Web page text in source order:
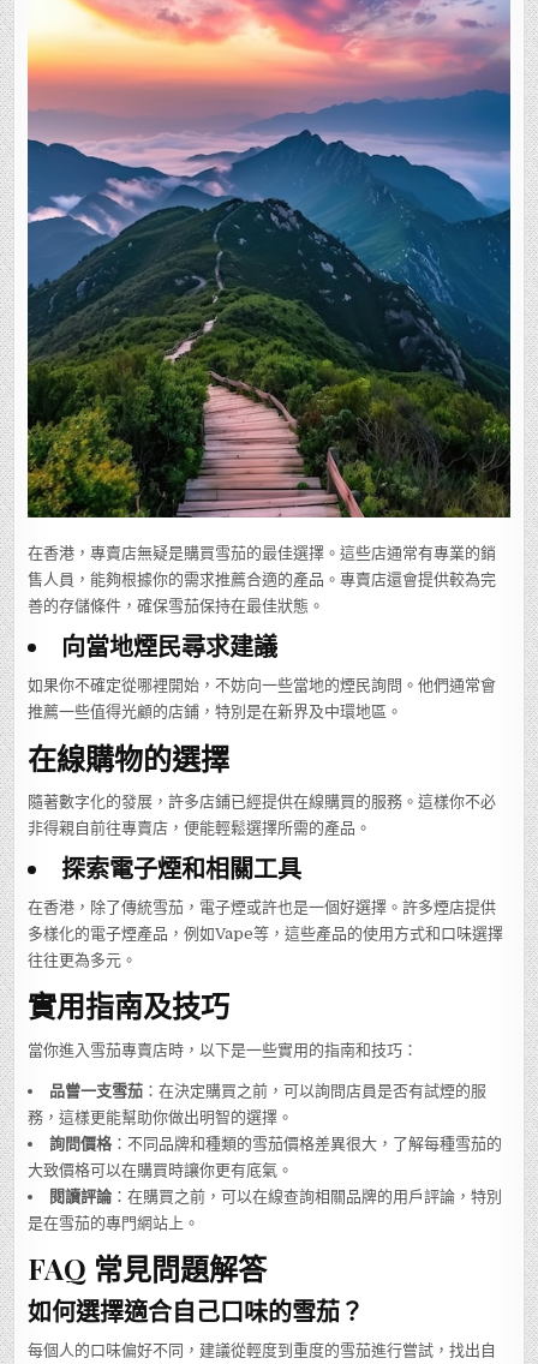
在香港，專賣店無疑是購買雪茄的最佳選擇。這些店通常有專業的銷
售人員，能夠根據你的需求推薦合適的產品。專賣店還會提供較為完
善的存儲條件，確保雪茄保持在最佳狀態。
向當地煙民尋求建議
如果你不確定從哪裡開始，不妨向一些當地的煙民詢問。他們通常會
推薦一些值得光顧的店鋪，特別是在新界及中環地區。
在線購物的選擇
隨著數字化的發展，許多店鋪已經提供在線購買的服務。這樣你不必
非得親自前往專賣店，便能輕鬆選擇所需的產品。
探索電子煙和相關工具
在香港，除了傳統雪茄，電子煙或許也是一個好選擇。許多煙店提供
多樣化的電子煙產品，例如Vape等，這些產品的使用方式和口味選擇
往往更為多元。
實用指南及技巧
當你進入雪茄專賣店時，以下是一些實用的指南和技巧：
品嘗一支雪茄 ：在決定購買之前，可以詢問店員是否有試煙的服
務，這樣更能幫助你做出明智的選擇。
詢問價格 ：不同品牌和種類的雪茄價格差異很大，了解每種雪茄的
大致價格可以在購買時讓你更有底氣。
閱讀評論 ：在購買之前，可以在線查詢相關品牌的用戶評論，特別
是在雪茄的專門網站上。
FAQ 常見問題解答
如何選擇適合自己口味的雪茄？
每個人的口味偏好不同，建議從輕度到重度的雪茄進行嘗試，找出自